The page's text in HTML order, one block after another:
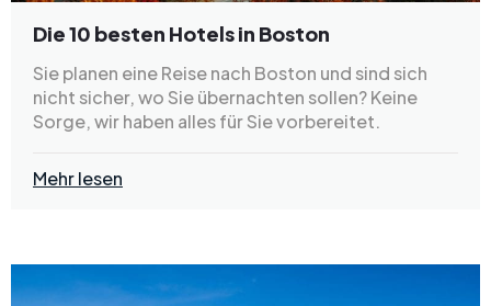
Die 10 besten Hotels in Boston
Sie planen eine Reise nach Boston und sind sich
nicht sicher, wo Sie übernachten sollen? Keine
Sorge, wir haben alles für Sie vorbereitet.
Mehr lesen